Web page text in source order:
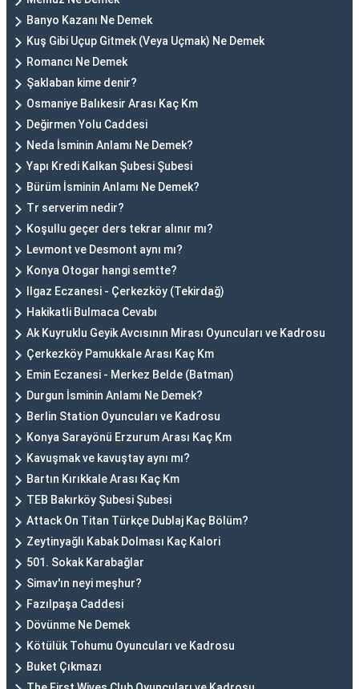
Banyo Kazanı Ne Demek
Kuş Gibi Uçup Gitmek (Veya Uçmak) Ne Demek
Romancı Ne Demek
Şaklaban kime denir?
Osmaniye Balıkesir Arası Kaç Km
Değirmen Yolu Caddesi
Neda İsminin Anlamı Ne Demek?
Yapı Kredi Kalkan Şubesi Şubesi
Bürüm İsminin Anlamı Ne Demek?
Tr serverim nedir?
Koşullu geçer ders tekrar alınır mı?
Levmont ve Desmont aynı mı?
Konya Otogar hangi semtte?
Ilgaz Eczanesi - Çerkezköy (Tekirdağ)
Hakikatli Bulmaca Cevabı
Ak Kuyruklu Geyik Avcısının Mirası Oyuncuları ve Kadrosu
Çerkezköy Pamukkale Arası Kaç Km
Emin Eczanesi - Merkez Belde (Batman)
Durgun İsminin Anlamı Ne Demek?
Berlin Station Oyuncuları ve Kadrosu
Konya Sarayönü Erzurum Arası Kaç Km
Kavuşmak ve kavuştay aynı mı?
Bartın Kırıkkale Arası Kaç Km
TEB Bakırköy Şubesi Şubesi
Attack On Titan Türkçe Dublaj Kaç Bölüm?
Zeytinyağlı Kabak Dolması Kaç Kalori
501. Sokak Karabağlar
Simav'ın neyi meşhur?
Fazılpaşa Caddesi
Dövünme Ne Demek
Kötülük Tohumu Oyuncuları ve Kadrosu
Buket Çıkmazı